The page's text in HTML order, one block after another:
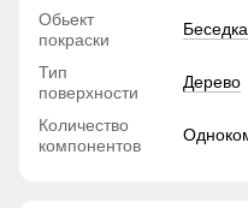
Обьект
покраски
Беседка
Тип
поверхности
Дерево
Количество
компонентов